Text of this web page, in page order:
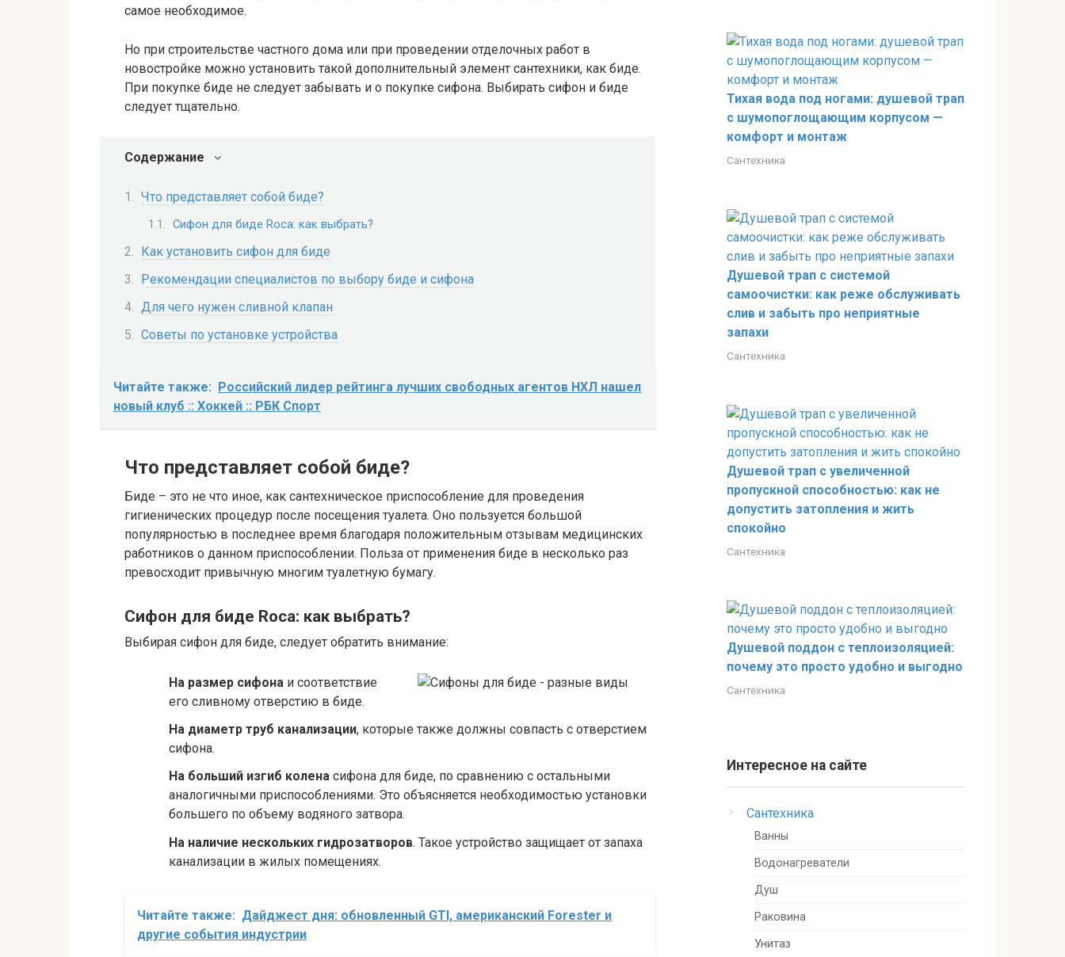
самое необходимое.
Но при строительстве частного дома или при проведении отделочных работ в
новостройке можно установить такой дополнительный элемент сантехники, как биде.
При покупке биде не следует забывать и о покупке сифона. Выбирать сифон и биде
следует тщательно.
Содержание
Что представляет собой биде?
Сифон для биде Roca: как выбрать?
Как установить сифон для биде
Рекомендации специалистов по выбору биде и сифона
Для чего нужен сливной клапан
Советы по установке устройства
Читайте также:
Российский лидер рейтинга лучших свободных агентов НХЛ нашел
новый клуб :: Хоккей :: РБК Спорт
Что представляет собой биде?
Биде – это не что иное, как сантехническое приспособление для проведения
гигиенических процедур после посещения туалета. Оно пользуется большой
популярностью в последнее время благодаря положительным отзывам медицинских
работников о данном приспособлении. Польза от применения биде в несколько раз
превосходит привычную многим туалетную бумагу.
Сифон для биде Roca: как выбрать?
Выбирая сифон для биде, следует обратить внимание:
На размер сифона и соответствие
его сливному отверстию в биде.
На диаметр труб канализации, которые также должны совпасть с отверстием
сифона.
На больший изгиб колена сифона для биде, по сравнению с остальными
аналогичными приспособлениями. Это объясняется необходимостью установки
большего по объему водяного затвора.
На наличие нескольких гидрозатворов. Такое устройство защищает от запаха
канализации в жилых помещениях.
Читайте также: Дайджест дня: обновленный GTI, американский Forester и
другие события индустрии
Тихая вода под ногами: душевой трап
с шумопоглощающим корпусом —
комфорт и монтаж
Сантехника
Душевой трап с системой
самоочистки: как реже обслуживать
слив и забыть про неприятные
запахи
Сантехника
Душевой трап с увеличенной
пропускной способностью: как не
допустить затопления и жить
спокойно
Сантехника
Душевой поддон с теплоизоляцией:
почему это просто удобно и выгодно
Сантехника
Интересное на сайте
Сантехника
Ванны
Водонагреватели
Душ
Раковина
Унитаз